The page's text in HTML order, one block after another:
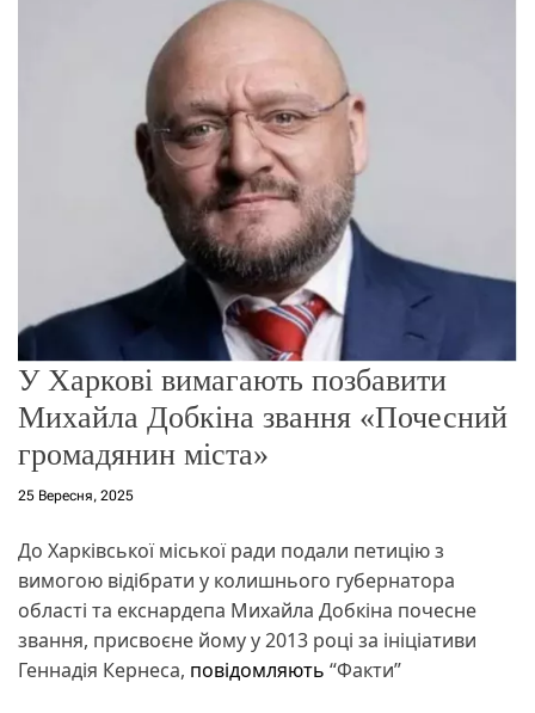
У Харкові вимагають позбавити
Михайла Добкіна звання «Почесний
громадянин міста»
25 Вересня, 2025
До Харківської міської ради подали петицію з
вимогою відібрати у колишнього губернатора
області та екснардепа Михайла Добкіна почесне
звання, присвоєне йому у 2013 році за ініціативи
Геннадія Кернеса, повідомляють “Факти”